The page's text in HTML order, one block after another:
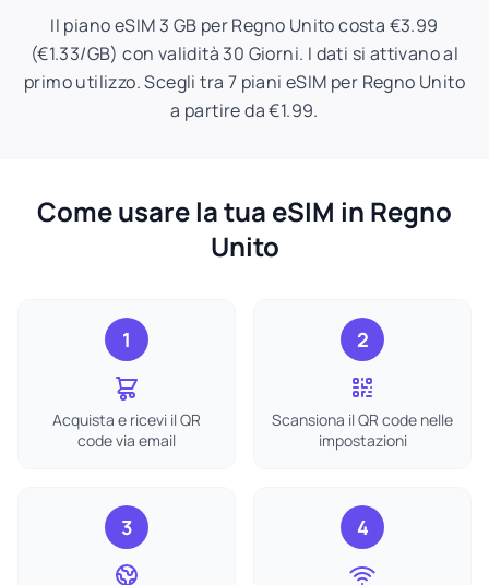
Il piano eSIM 3 GB per Regno Unito costa €3.99
(€1.33/GB) con validità 30 Giorni. I dati si attivano al
primo utilizzo. Scegli tra 7 piani eSIM per Regno Unito
a partire da €1.99.
Come usare la tua eSIM in Regno
Unito
1
Acquista e ricevi il QR
code via email
2
Scansiona il QR code nelle
impostazioni
3 4